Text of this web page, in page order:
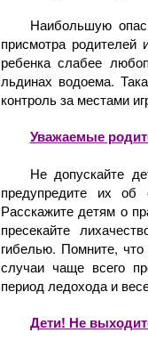
Наибольшую
присмотра родителей
ребенка слабее
льдинах водоема.
контроль за местами
Уважаемые
Не допускайте
предупредите их об
Расскажите детям о
пресекайте
гибелью. Помните,
случаи чаще всего
период ледохода и
Дети! Не